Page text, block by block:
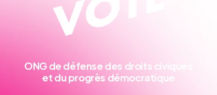
ONG de défense des droits civiques
et du progrès démocratique